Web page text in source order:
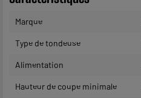
Marque
Type de tondeuse
Alimentation
Hauteur de coupe minimale